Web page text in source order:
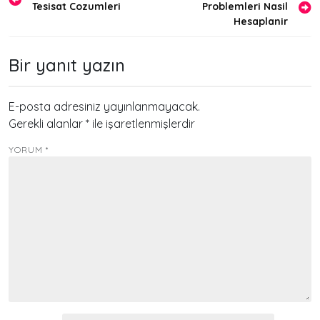
gezinmesi
Tesisat Cozumleri
Problemleri Nasil
Hesaplanir
Bir yanıt yazın
E-posta adresiniz yayınlanmayacak.
Gerekli alanlar * ile işaretlenmişlerdir
YORUM *